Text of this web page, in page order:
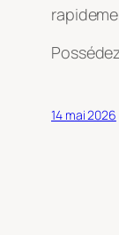
14 mai 2026